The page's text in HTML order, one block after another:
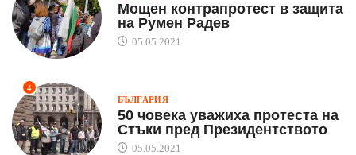
Мощен контрапротест в защита
на Румен Радев
05.05.2021
4
БЪЛГАРИЯ
50 човека уважиха протеста на
Стъки пред Президентството
05.05.2021